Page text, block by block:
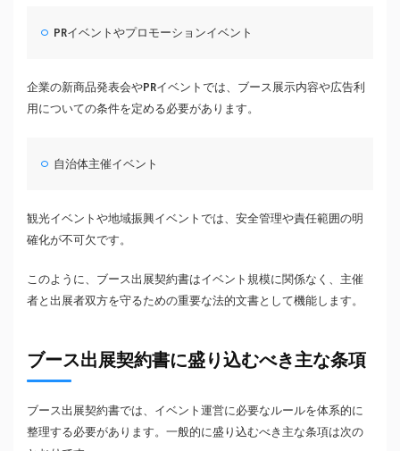
PRイベントやプロモーションイベント
企業の新商品発表会やPRイベントでは、ブース展示内容や広告利
用についての条件を定める必要があります。
自治体主催イベント
観光イベントや地域振興イベントでは、安全管理や責任範囲の明
確化が不可欠です。
このように、ブース出展契約書はイベント規模に関係なく、主催
者と出展者双方を守るための重要な法的文書として機能します。
ブース出展契約書に盛り込むべき主な条項
ブース出展契約書では、イベント運営に必要なルールを体系的に
整理する必要があります。一般的に盛り込むべき主な条項は次の